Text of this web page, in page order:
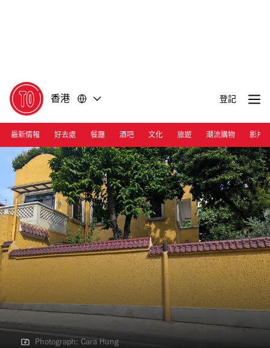
香港 登記
最新情報 好去處 餐廳 酒吧 文化 旅遊 潮流購物 影片
Photograph: Cara Hung